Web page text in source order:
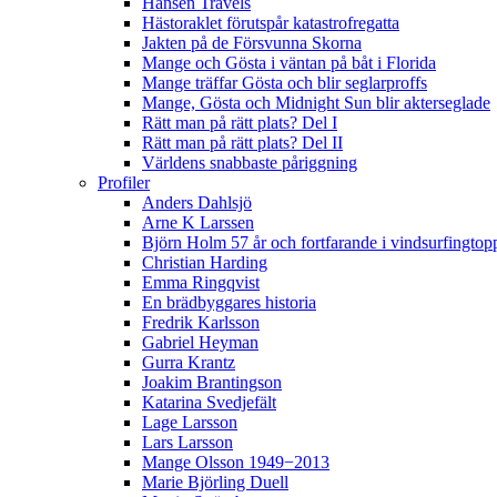
Hästoraklet förutspår katastrofregatta
Jakten på de Försvunna Skorna
Mange och Gösta i väntan på båt i Florida
Mange träffar Gösta och blir seglarproffs
Mange, Gösta och Midnight Sun blir akterseglade
Rätt man på rätt plats? Del I
Rätt man på rätt plats? Del II
Världens snabbaste påriggning
Profiler
Anders Dahlsjö
Arne K Larssen
Björn Holm 57 år och fortfarande i
Christian Harding
Emma Ringqvist
En brädbyggares historia
Fredrik Karlsson
Gabriel Heyman
Gurra Krantz
Joakim Brantingson
Katarina Svedjefält
Lage Larsson
Lars Larsson
Mange Olsson 1949−2013
Marie Björling Duell